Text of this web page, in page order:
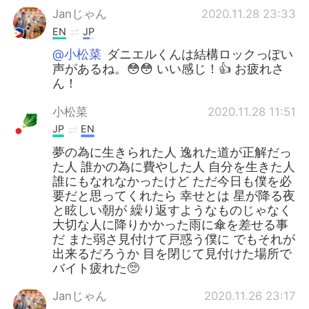
Janじゃん 2020.11.28 23:33
EN JP
@小松菜 ダニエルくんは結構ロックっぽい
声があるね。😳😳 いい感じ！👍 お疲れさ
ん！
小松菜 2020.11.28 11:51
JP EN
夢の為に生きられた人 逸れた道が正解だっ
た人 誰かの為に費やした人 自分を生きた人
誰にもなれなかったけど ただ今日も僕を必
要だと思ってくれたら 幸せとは 星が降る夜
と眩しい朝が 繰り返すようなものじゃなく
大切な人に降りかかった雨に傘を差せる事
だ また弱さ見付けて戸惑う僕に でもそれが
出来るだろうか 目を閉じて見付けた場所で
バイト疲れた🥺
Janじゃん 2020.11.26 23:17